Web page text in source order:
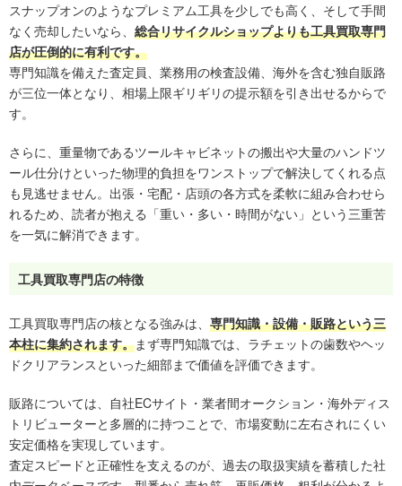
スナップオンのようなプレミアム工具を少しでも高く、そして手間
なく売却したいなら、 総合リサイクルショップよりも工具買取専門
店が圧倒的に有利です。
専門知識を備えた査定員、業務用の検査設備、海外を含む独自販路
が三位一体となり、相場上限ギリギリの提示額を引き出せるからで
す。
さらに、重量物であるツールキャビネットの搬出や大量のハンドツ
ール仕分けといった物理的負担をワンストップで解決してくれる点
も見逃せません。出張・宅配・店頭の各方式を柔軟に組み合わせら
れるため、読者が抱える「重い・多い・時間がない」という三重苦
を一気に解消できます。
工具買取専門店の特徴
工具買取専門店の核となる強みは、 専門知識・設備・販路という三
本柱に集約されます。まず専門知識では、ラチェットの歯数やヘッ
ドクリアランスといった細部まで価値を評価できます。
販路については、自社ECサイト・業者間オークション・海外ディス
トリビューターと多層的に持つことで、市場変動に左右されにくい
安定価格を実現しています。
査定スピードと正確性を支えるのが、過去の取扱実績を蓄積した社